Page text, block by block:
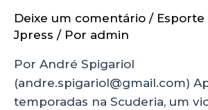
Deixe um comentário / Esporte
Jpress / Por admin
Por André Spigariol
(andre.spigariol@gmail.com)
temporadas na Scuderia, um